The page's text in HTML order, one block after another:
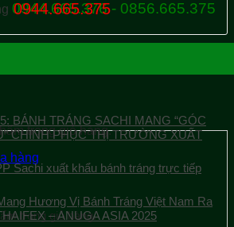
0944.665.376 - 0856.665.375
trong giỏ hàng.
hàng
trong giỏ hàng.
0944.665.375
BÁNH TRÁNG SACHI MANG “GÓC
CHINH PHỤC THỊ TRƯỜNG XUẤT
Sachi xuất khẩu bánh tráng trực tiếp
Hương Vị Bánh Tráng Việt Nam Ra
– ANUGA ASIA 2025